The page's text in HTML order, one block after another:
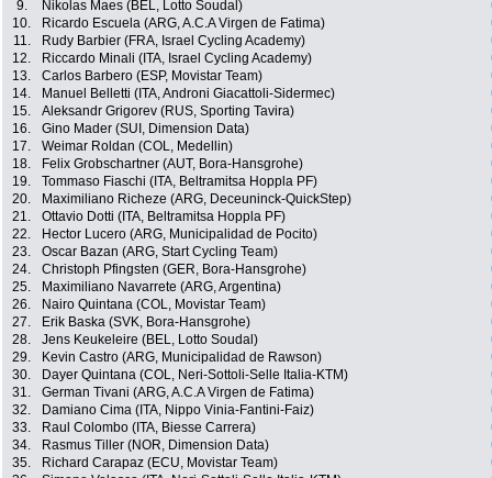
9.
Nikolas Maes (BEL, Lotto Soudal)
10.
Ricardo Escuela (ARG, A.C.A Virgen de Fatima)
11.
Rudy Barbier (FRA, Israel Cycling Academy)
12.
Riccardo Minali (ITA, Israel Cycling Academy)
13.
Carlos Barbero (ESP, Movistar Team)
14.
Manuel Belletti (ITA, Androni Giacattoli-Sidermec)
15.
Aleksandr Grigorev (RUS, Sporting Tavira)
16.
Gino Mader (SUI, Dimension Data)
17.
Weimar Roldan (COL, Medellin)
18.
Felix Grobschartner (AUT, Bora-Hansgrohe)
19.
Tommaso Fiaschi (ITA, Beltramitsa Hoppla PF)
20.
Maximiliano Richeze (ARG, Deceuninck-QuickStep)
21.
Ottavio Dotti (ITA, Beltramitsa Hoppla PF)
22.
Hector Lucero (ARG, Municipalidad de Pocito)
23.
Oscar Bazan (ARG, Start Cycling Team)
24.
Christoph Pfingsten (GER, Bora-Hansgrohe)
25.
Maximiliano Navarrete (ARG, Argentina)
26.
Nairo Quintana (COL, Movistar Team)
27.
Erik Baska (SVK, Bora-Hansgrohe)
28.
Jens Keukeleire (BEL, Lotto Soudal)
29.
Kevin Castro (ARG, Municipalidad de Rawson)
30.
Dayer Quintana (COL, Neri-Sottoli-Selle Italia-KTM)
31.
German Tivani (ARG, A.C.A Virgen de Fatima)
32.
Damiano Cima (ITA, Nippo Vinia-Fantini-Faiz)
33.
Raul Colombo (ITA, Biesse Carrera)
34.
Rasmus Tiller (NOR, Dimension Data)
35.
Richard Carapaz (ECU, Movistar Team)